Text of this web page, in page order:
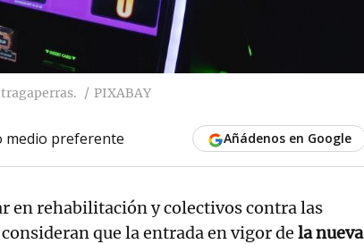
PIXABAY
medio preferente Añádenos en Google
en rehabilitación y colectivos contra las
consideran que la entrada en vigor de la nueva